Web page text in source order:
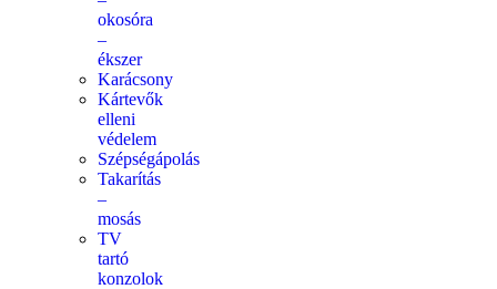
okosóra
–
ékszer
Karácsony
Kártevők
elleni
védelem
Szépségápolás
Takarítás
–
mosás
TV
tartó
konzolok